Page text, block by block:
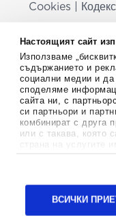
Настоящият сайт
Използваме
съдържанието и
социални медии и
споделяме
сайта ни, с
си партньори и
комбинират с друга
или с такава, която
страна на услугите
тук.
ВСИЧКИ
Cookies
заместват
профилактика,
Консултирайте се с
приемате лекарства
преди да използвате
стремим да ви
имате някакви въпроси